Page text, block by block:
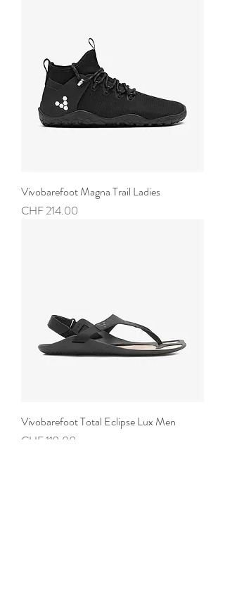
Vivobarefoot Magna Trail Ladies
Preis
CHF 214.00
Vivobarefoot Total Eclipse Lux Men
Preis
CHF 119.00